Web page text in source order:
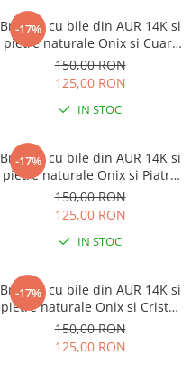
-17%
Bratara cu bile din AUR 14K si
pietre naturale Onix si Cuart
Roz
150,00 RON
125,00 RON
IN STOC
-17%
Bratara cu bile din AUR 14K si
pietre naturale Onix si Piatra
Lunii
150,00 RON
125,00 RON
IN STOC
-17%
Bratara cu bile din AUR 14K si
pietre naturale Onix si Cristal
Preciosa Negru
150,00 RON
125,00 RON